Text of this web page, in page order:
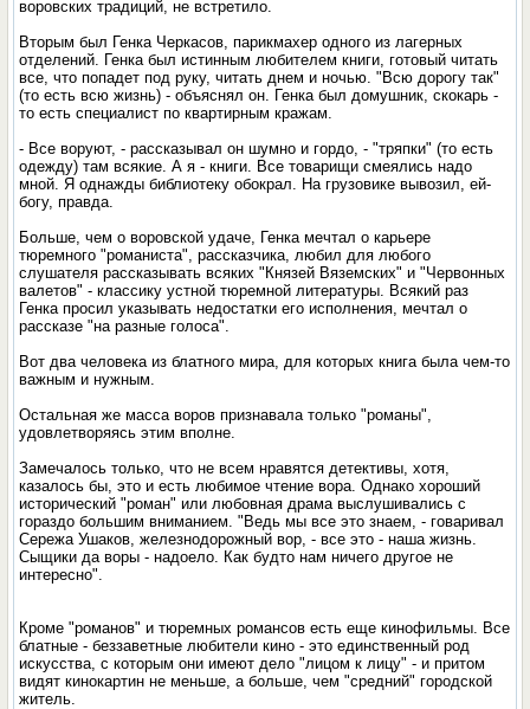
воровских традиций, не встретило.
Вторым был Генка Черкасов, парикмахер одного из лагерных
отделений. Генка был истинным любителем книги, готовый читать
все, что попадет под руку, читать днем и ночью. "Всю дорогу так"
(то есть всю жизнь) - объяснял он. Генка был домушник, скокарь -
то есть специалист по квартирным кражам.
- Все воруют, - рассказывал он шумно и гордо, - "тряпки" (то есть
одежду) там всякие. А я - книги. Все товарищи смеялись надо
мной. Я однажды библиотеку обокрал. На грузовике вывозил, ей-
богу, правда.
Больше, чем о воровской удаче, Генка мечтал о карьере
тюремного "романиста", рассказчика, любил для любого
слушателя рассказывать всяких "Князей Вяземских" и "Червонных
валетов" - классику устной тюремной литературы. Всякий раз
Генка просил указывать недостатки его исполнения, мечтал о
рассказе "на разные голоса".
Вот два человека из блатного мира, для которых книга была чем-то
важным и нужным.
Остальная же масса воров признавала только "романы",
удовлетворяясь этим вполне.
Замечалось только, что не всем нравятся детективы, хотя,
казалось бы, это и есть любимое чтение вора. Однако хороший
исторический "роман" или любовная драма выслушивались с
гораздо большим вниманием. "Ведь мы все это знаем, - говаривал
Сережа Ушаков, железнодорожный вор, - все это - наша жизнь.
Сыщики да воры - надоело. Как будто нам ничего другое не
интересно".
Кроме "романов" и тюремных романсов есть еще кинофильмы. Все
блатные - беззаветные любители кино - это единственный род
искусства, с которым они имеют дело "лицом к лицу" - и притом
видят кинокартин не меньше, а больше, чем "средний" городской
житель.